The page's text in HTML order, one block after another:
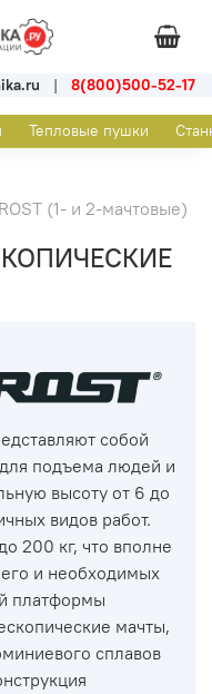
| 8(800)500-52-17
Тепловые пушки
(1- и 2-мачтовые)
собой
подъема людей и
высоту от 6 до
видов работ.
200 кг, что вполне
и необходимых
платформы
мачты,
сплавов